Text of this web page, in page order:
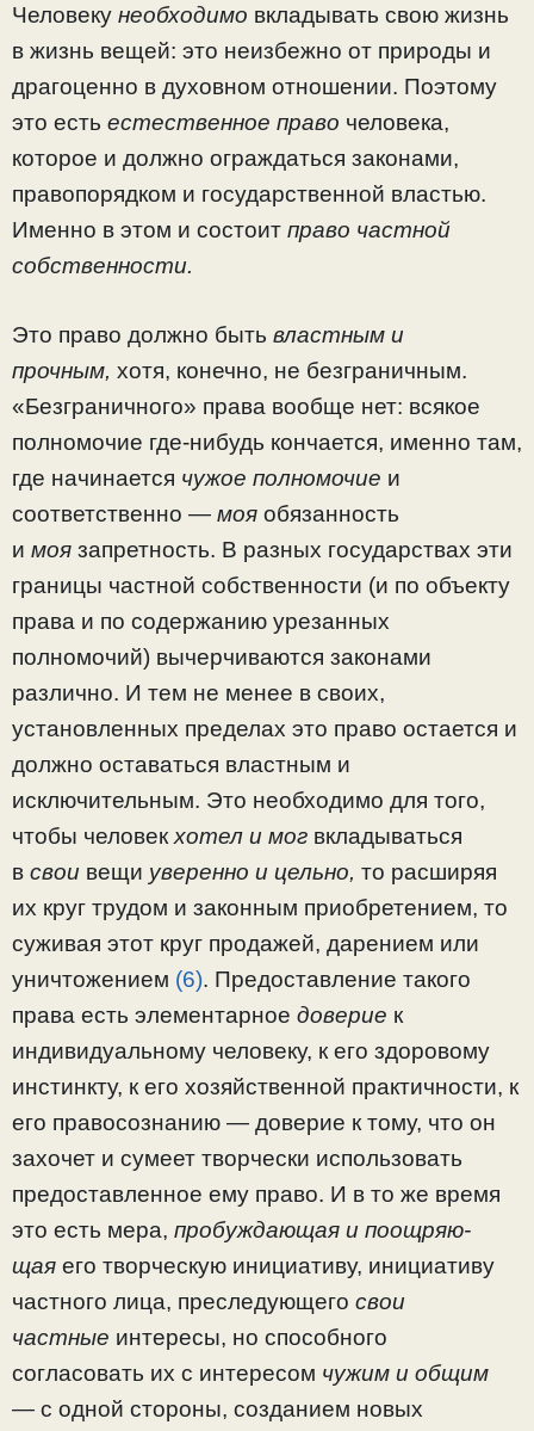
Человеку необходимо вкла­дывать свою жизнь
в жизнь вещей: это неизбежно от природы и
драгоценно в духовном отношении. Поэтому
это есть естественное право человека,
которое и должно ограж­даться законами,
правопорядком и государственной властью.
Именно в этом и состоит право частной
собст­венности.
Это право должно быть властным и
прочным, хотя, ко­нечно, не безграничным.
«Безграничного» права вообще нет: всякое
полномочие где-нибудь кончается, именно там,
где начинается чужое полномочие и
соответственно — моя обязанность
и моя запретность. В разных государствах эти
границы частной собственности (и по объекту
права и по содержанию урезанных
полномочий) вычерчиваются законами
различно. И тем не менее в своих,
установленных пределах это право остается и
должно оставаться власт­ным и
исключительным. Это необходимо для того,
чтобы человек хотел и мог вкладываться
в свои вещи уверенно и цельно, то расширяя
их круг трудом и законным при­обретением, то
суживая этот круг продажей, дарением или
уничтожением (6). Предоставление такого
права есть элементарное доверие к
индивидуальному человеку, к его здоровому
инстинкту, к его хозяйственной практичности, к
его правосознанию — доверие к тому, что он
захочет и сумеет творчески использовать
предоставленное ему право. И в то же время
это есть мера, пробуждающая и поощряю­
щая его творческую инициативу, инициативу
частного лица, преследующего свои
частные интересы, но способного
согласовать их с интересом чужим и общим
— с одной стороны, созданием новых